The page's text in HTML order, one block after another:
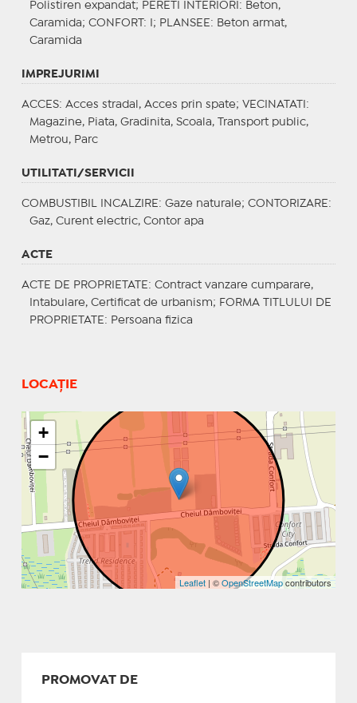
Polistiren expandat; PERETI INTERIORI : Beton,
Caramida; CONFORT : I; PLANSEE : Beton armat,
Caramida
IMPREJURIMI
ACCES: Acces stradal, Acces prin spate; VECINATATI :
Magazine, Piata, Gradinita, Scoala, Transport public,
Metrou, Parc
UTILITATI/SERVICII
COMBUSTIBIL INCALZIRE : Gaze naturale; CONTORIZARE :
Gaz, Curent electric, Contor apa
ACTE
ACTE DE PROPRIETATE : Contract vanzare cumparare,
Intabulare, Certificat de urbanism; FORMA TITLULUI DE
PROPRIETATE : Persoana fizica
LOCAȚIE
+
−
Leaflet | ©OpenStreetMapcontributors
PROMOVAT DE